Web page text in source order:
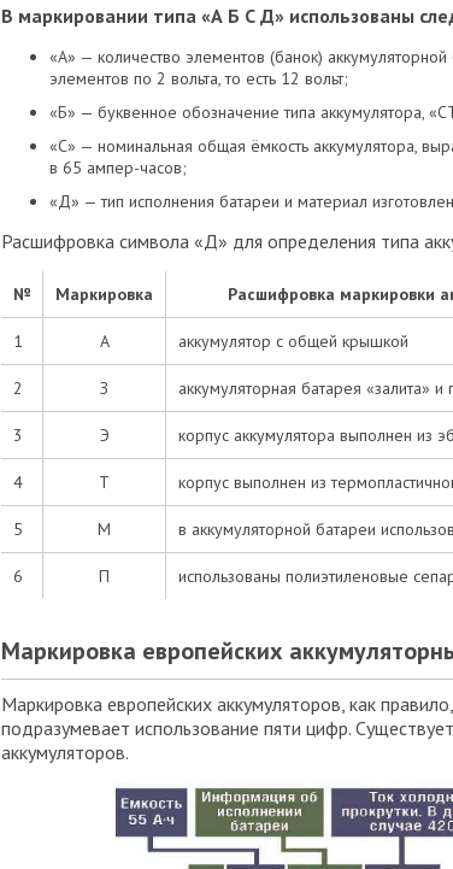
В маркировании типа «А Б С Д» использованы
«А» — количество элементов (банок)
элементов по 2 вольта, то есть 12 вольт;
«Б» — буквенное обозначение типа аккумулятора,
«С» — номинальная общая ёмкость аккумулятора,
в 65 ампер-часов;
«Д» — тип исполнения батареи и материал
Расшифровка символа «Д» для определения типа
№ Маркировка Расшифровка маркировки
1 А аккумулятор с общей крышкой
2 З аккумуляторная батарея «залита»
3 Э корпус аккумулятора выполнен из
4 Т корпус выполнен из
5 М в аккумуляторной батареи
6 П использованы полиэтиленовые
Маркировка европейских
Маркировка европейских аккумуляторов, как
подразумевает использование пяти цифр.
аккумуляторов.